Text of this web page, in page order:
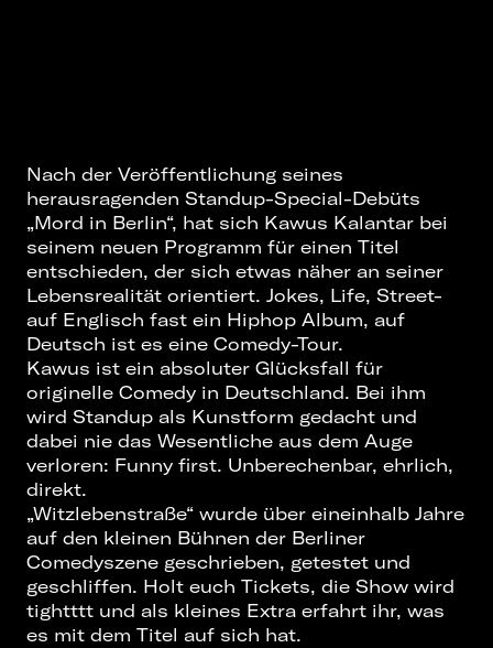
Nach der Veröffentlichung seines
herausragenden Standup-Special-Debüts
„Mord in Berlin“, hat sich Kawus Kalantar bei
seinem neuen Programm für einen Titel
entschieden, der sich etwas näher an seiner
Lebensrealität orientiert. Jokes, Life, Street-
auf Englisch fast ein Hiphop Album, auf
Deutsch ist es eine Comedy-Tour.
Kawus ist ein absoluter Glücksfall für
originelle Comedy in Deutschland. Bei ihm
wird Standup als Kunstform gedacht und
dabei nie das Wesentliche aus dem Auge
verloren: Funny first. Unberechenbar, ehrlich,
direkt.
„Witzlebenstraße“ wurde über eineinhalb Jahre
auf den kleinen Bühnen der Berliner
Comedyszene geschrieben, getestet und
geschliffen. Holt euch Tickets, die Show wird
tightttt und als kleines Extra erfahrt ihr, was
es mit dem Titel auf sich hat.